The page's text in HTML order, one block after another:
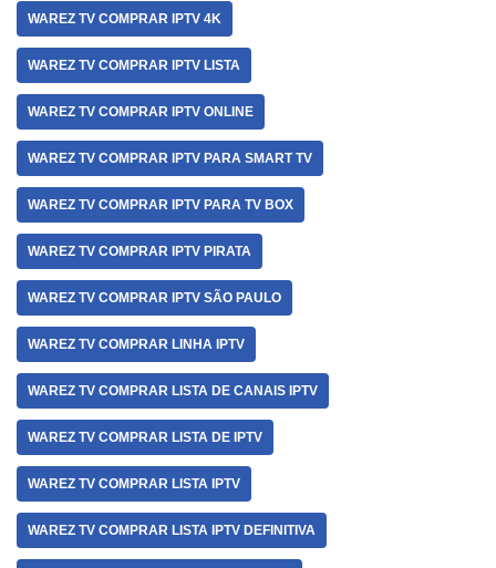
WAREZ TV COMPRAR IPTV 4K
WAREZ TV COMPRAR IPTV LISTA
WAREZ TV COMPRAR IPTV ONLINE
WAREZ TV COMPRAR IPTV PARA SMART TV
WAREZ TV COMPRAR IPTV PARA TV BOX
WAREZ TV COMPRAR IPTV PIRATA
WAREZ TV COMPRAR IPTV SÃO PAULO
WAREZ TV COMPRAR LINHA IPTV
WAREZ TV COMPRAR LISTA DE CANAIS IPTV
WAREZ TV COMPRAR LISTA DE IPTV
WAREZ TV COMPRAR LISTA IPTV
WAREZ TV COMPRAR LISTA IPTV DEFINITIVA